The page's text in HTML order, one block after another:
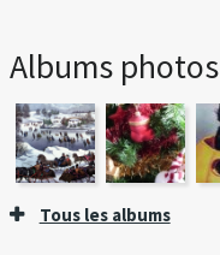
Albums photos
Tous les albums